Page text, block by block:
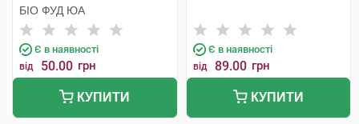
БІО ФУД ЮА
Є в наявності
від 50.00 грн
КУПИТИ
Є в наявності
від 89.00 грн
КУПИТИ